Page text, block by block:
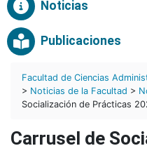
Noticias
Publicaciones
Facultad de Ciencias
> Noticias de la Facultad >
Socialización de Prácticas
Carrusel de